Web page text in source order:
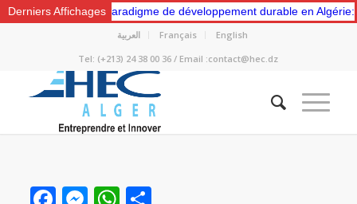
Derniers Affichages
un nouveau paradigme de développement durable en Algérie:
العربية Français
English
Tel: (+213) 24 38 00 36 / Email :contact@hec.dz